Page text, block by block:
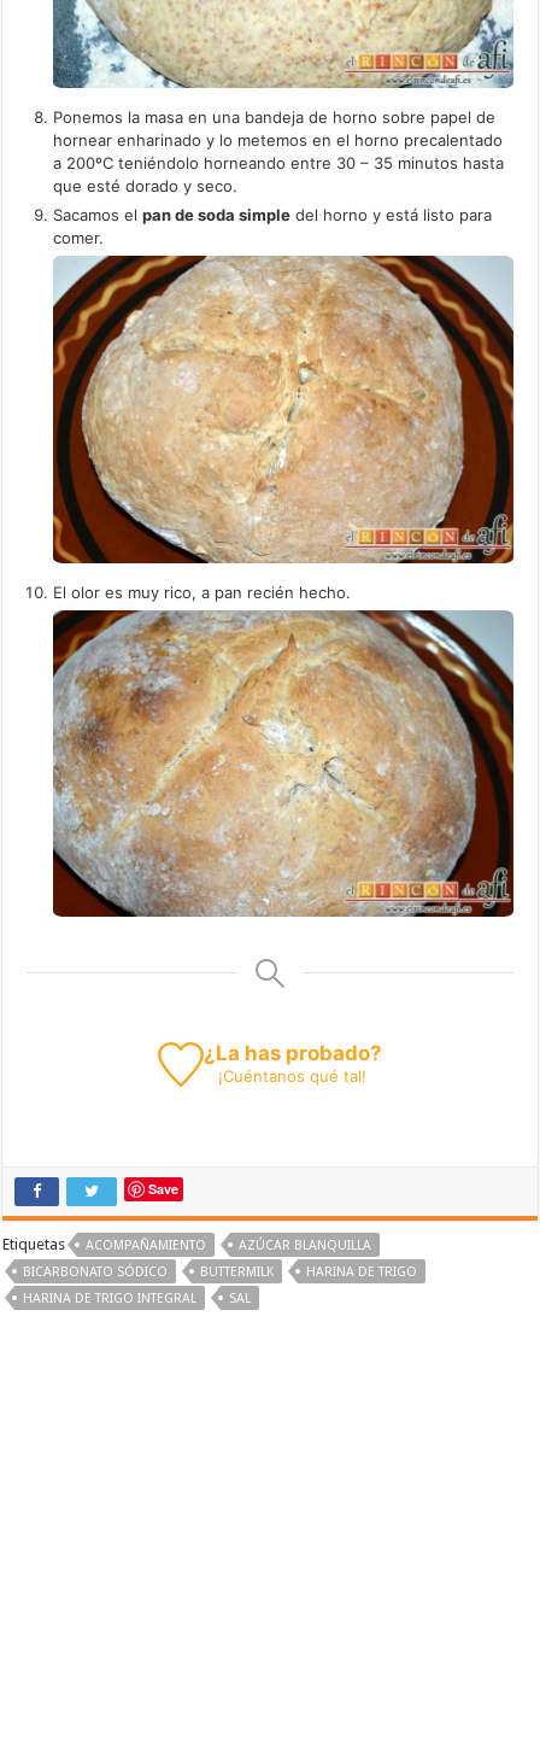
Ponemos la masa en una bandeja de horno sobre papel de
hornear enharinado y lo metemos en el horno precalentado
a 200ºC teniéndolo horneando entre 30 – 35 minutos hasta
que esté dorado y seco.
Sacamos elpan de soda simple del horno y está listo para
comer.
El olor es muy rico, a pan recién hecho.
¿La has probado?
¡Cuéntanos qué tal!
Save
Etiquetas ACOMPAÑAMIENTO
AZÚCAR BLANQUILLA
BICARBONATO SÓDICO
BUTTERMILK
HARINA DE TRIGO
HARINA DE TRIGO INTEGRAL
SAL